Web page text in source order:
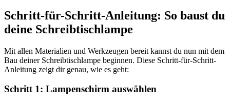
Schritt-für-Schritt-Anleitung: So baust du
deine Schreibtischlampe
Mit allen Materialien und Werkzeugen bereit kannst du nun mit dem
Bau deiner Schreibtischlampe beginnen. Diese Schritt-für-Schritt-
Anleitung zeigt dir genau, wie es geht:
Schritt 1: Lampenschirm auswählen